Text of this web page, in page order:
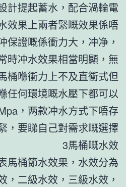
計提起蓄水，配合渦輪電
效果上兩者緊嘅效果係唔
保證嘅係衝力大，冲净，
時冲水效果相當明顯，無
桶喺衝力上不及直衝式但
任何環境嘅水壓下都可以
，两款冲水方式下唔存
，要睇自己對需求嘅選擇
3馬桶嘅水效
馬桶節水效果，水效分為
，二級水效，三級水效，